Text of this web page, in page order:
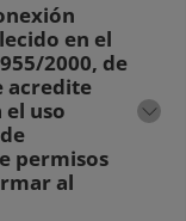
en el
2000, de
acredite
uso
permisos
al